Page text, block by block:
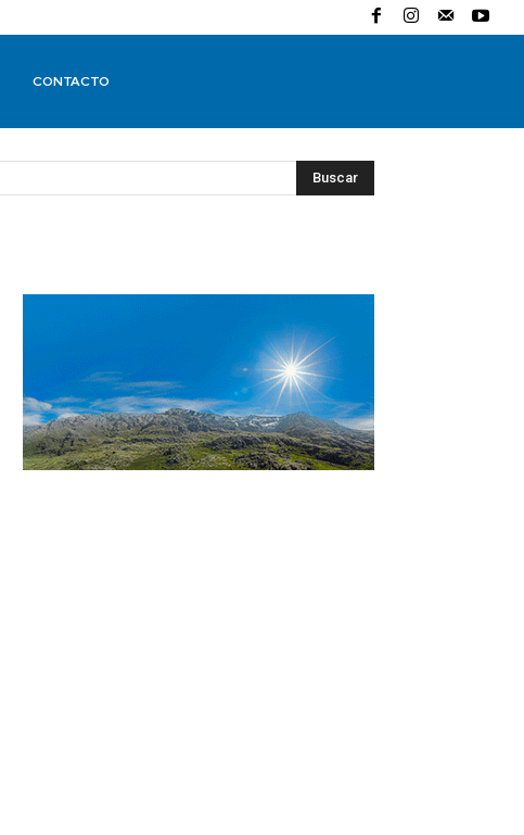
CONTACTO
Buscar